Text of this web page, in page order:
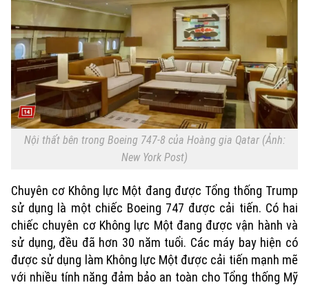
Nội thất bên trong Boeing 747-8 của Hoàng gia Qatar (Ảnh:
New York Post)
Chuyên cơ Không lực Một đang được Tổng thống Trump
sử dụng là một chiếc Boeing 747 được cải tiến. Có hai
chiếc chuyên cơ Không lực Một đang được vận hành và
sử dụng, đều đã hơn 30 năm tuổi. Các máy bay hiện có
được sử dụng làm Không lực Một được cải tiến mạnh mẽ
với nhiều tính năng đảm bảo an toàn cho Tổng thống Mỹ